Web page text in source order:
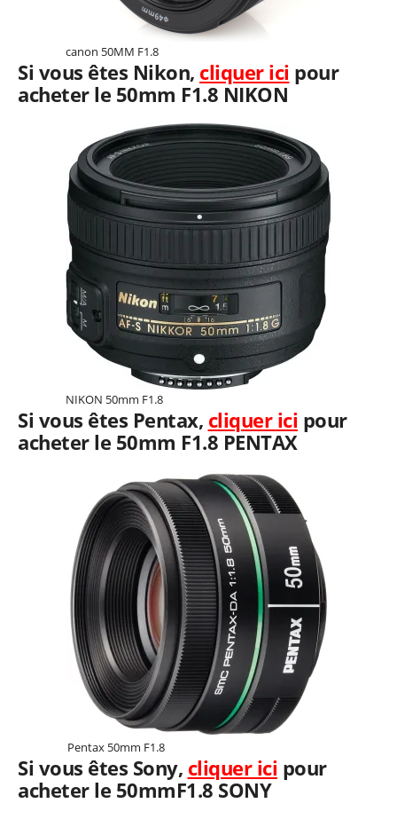
canon 50MM F1.8
Si vous êtes Nikon, cliquer ici pour
acheter le 50mm F1.8 NIKON
NIKON 50mm F1.8
Si vous êtes Pentax, cliquer ici pour
acheter le 50mm F1.8 PENTAX
Pentax 50mm F1.8
Si vous êtes Sony, cliquer ici pour
acheter le 50mmF1.8 SONY